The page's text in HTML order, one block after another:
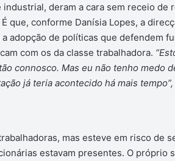
deram a cara sem receio de
que, conforme Danísia Lopes, a
adopção de políticas que defendem
com os da classe trabalhadora.
connosco. Mas eu não tenho medo
já teria acontecido há mais tempo”,
mas esteve em risco de
estavam presentes. O próprio